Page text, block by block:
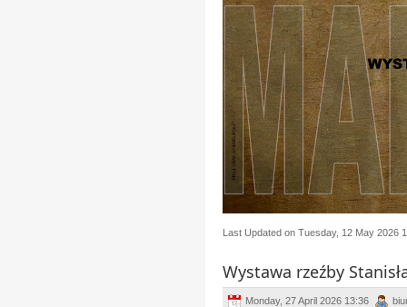
Last Updated on Tuesday, 12 May 2026
Wystawa rzeźby
Monday, 27 April 2026 13:36